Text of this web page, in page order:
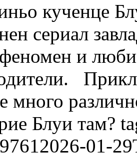
кученце
сериал
и
много
Блуи там?
2026-01-